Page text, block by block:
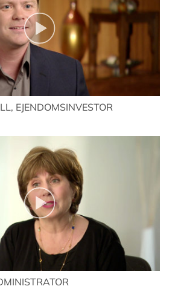
EJENDOMSINVESTOR